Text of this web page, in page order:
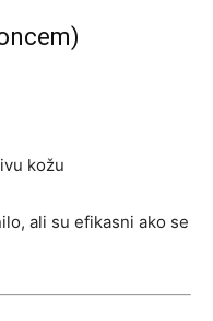
kožu
ali su efikasni ako se